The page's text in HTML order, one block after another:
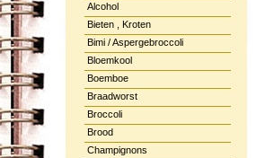
Alcohol
Bieten , Kroten
Bimi / Aspergebroccoli
Bloemkool
Boemboe
Braadworst
Broccoli
Brood
Champignons